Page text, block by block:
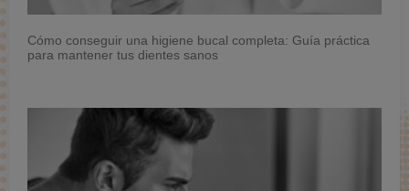
Cómo conseguir una higiene bucal completa: Guía práctica
para mantener tus dientes sanos